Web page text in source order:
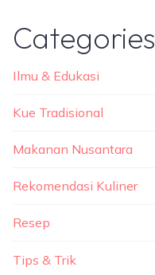
Categories
Ilmu & Edukasi
Kue Tradisional
Makanan Nusantara
Rekomendasi Kuliner
Resep
Tips & Trik